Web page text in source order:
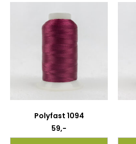
Polyfast 1094
59,-